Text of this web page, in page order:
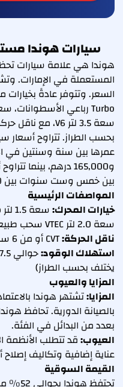
سيارات هوندا
هوندا هي علامة سيارات
المستعملة في الإمارات.
بحسب الطراز. تتراوح أسعار
و165,000 درهم، بينما
بين خمس وست سنوات بين 45,000 و65,000 درهم.
المواصفات الرئيسية
خيارات المحرك:
سعة 2.0 لتر VTEC سحب طبيعي، أو سعة 3.5 لتر V6
ناقل الحركة:CVT أو من 6 سرعات أوتوماتيكي بحسب الطراز
استهلاك الوقود:
يختلف بحسب الطراز)
المزايا والعيوب
المزايا:تشتهر هوندا
بالصيانة الدورية. تحافظ
بعدد من البدائل في الفئة.
العيوب:قد تتطلب الأنظمة
عناية إضافية وتكاليف إصلاح
القيمة السوقية